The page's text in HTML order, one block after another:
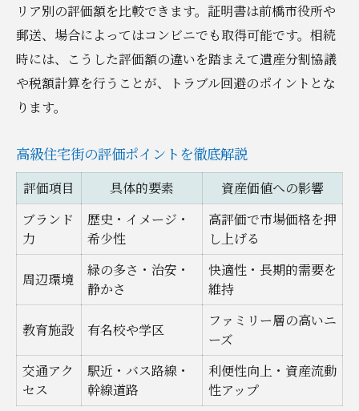
リア別の評価額を比較できます。証明書は前橋市役所や
郵送、場合によってはコンビニでも取得可能です。相続
時には、こうした評価額の違いを踏まえて遺産分割協議
や税額計算を行うことが、トラブル回避のポイントとな
ります。
高級住宅街の評価ポイントを徹底解説
評価項目 具体的要素
資産価値への影響
ブランド
力
歴史・イメージ・
希少性
高評価で市場価格を押
し上げる
周辺環境
緑の多さ・治安・
静かさ
快適性・長期的需要を
維持
教育施設 有名校や学区
ファミリー層の高いニ
ーズ
交通アク
セス
駅近・バス路線・
幹線道路
利便性向上・資産流動
性アップ